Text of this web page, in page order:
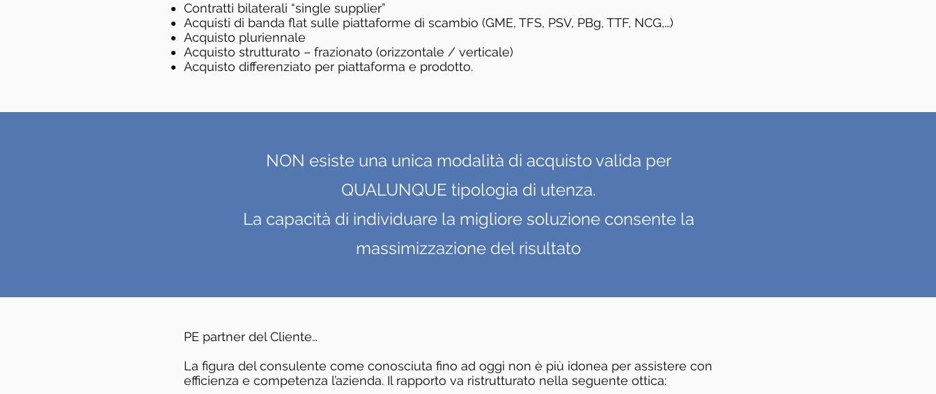
Contratti bilaterali “single supplier”
Acquisti di banda flat sulle piattaforme di scambio (GME, TFS, PSV, PBg, TTF, NCG,…)
Acquisto pluriennale
Acquisto strutturato – frazionato (orizzontale / verticale)
Acquisto differenziato per piattaforma e prodotto.
NON esiste una unica modalità di acquisto valida per
QUALUNQUE tipologia di utenza.
La capacità di individuare la migliore soluzione consente la
massimizzazione del risultato
PE partner del Cliente…
La figura del consulente come conosciuta fino ad oggi non è più idonea per assistere con
efficienza e competenza l’azienda. Il rapporto va ristrutturato nella seguente ottica: